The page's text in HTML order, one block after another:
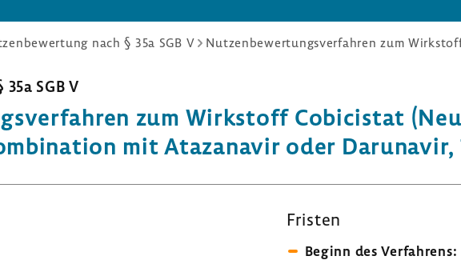
nach § 35a SGB V
SGB V
zum Wirk­stoff Cobicistat
mit Ataza­navir oder Daru­n­avir,
Fristen
Beginn des Verfah­rens: